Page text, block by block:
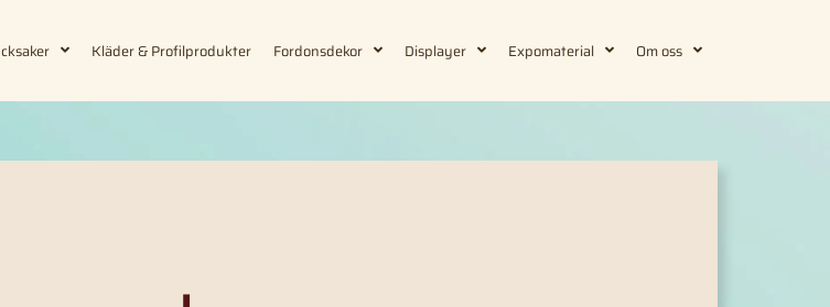
Kläder & Profilprodukter Fordonsdekor Displayer Expomaterial Om oss